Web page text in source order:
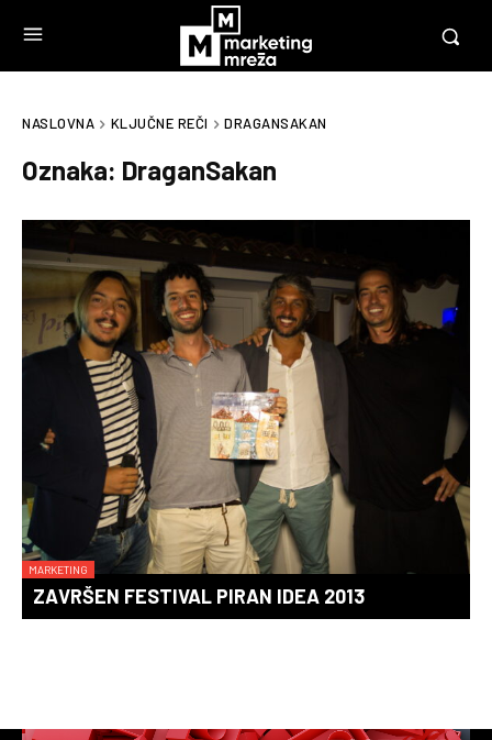
NASLOVNA KLJUČNE REČI DRAGANSAKAN
Oznaka: DraganSakan
MARKETING
ZAVRŠEN FESTIVAL PIRAN IDEA 2013